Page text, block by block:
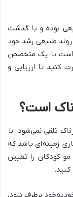
بوده و با گذشت
طبیعی رشد خود
است با یک متخصص
تا ارزیابی و
است؟
تلقی نمی‌شود. با
زمینه‌ای باشد که
کودکان را تعیین
کنید.
برطرف شود،